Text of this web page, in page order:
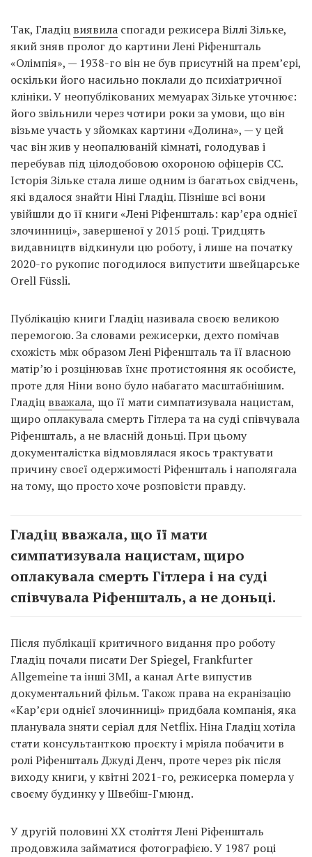
Так, Гладіц виявила спогади режисера Віллі Зільке,
який зняв пролог до картини Лені Ріфеншталь
«Олімпія», — 1938-го він не був присутній на прем’єрі,
оскільки його насильно поклали до психіатричної
клініки. У неопублікованих мемуарах Зільке уточнює:
його звільнили через чотири роки за умови, що він
візьме участь у зйомках картини «Долина», — у цей
час він жив у неопалюваній кімнаті, голодував і
перебував під цілодобовою охороною офіцерів СС.
Історія Зільке стала лише одним із багатьох свідчень,
які вдалося знайти Ніні Гладіц. Пізніше всі вони
увійшли до її книги «Лені Ріфеншталь: кар’єра однієї
злочинниці», завершеної у 2015 році. Тридцять
видавництв відкинули цю роботу, і лише на початку
2020-го рукопис погодилося випустити швейцарське
Orell Füssli.
Публікацію книги Гладіц називала своєю великою
перемогою. За словами режисерки, дехто помічав
схожість між образом Лені Ріфеншталь та її власною
матір’ю і розцінював їхнє протистояння як особисте,
проте для Ніни воно було набагато масштабнішим.
Гладіц вважала, що її мати симпатизувала нацистам,
щиро оплакувала смерть Гітлера та на суді співчувала
Ріфеншталь, а не власній доньці. При цьому
документалістка відмовлялася якось трактувати
причину своєї одержимості Ріфеншталь і наполягала
на тому, що просто хоче розповісти правду.
Гладіц вважала, що її мати
симпатизувала нацистам, щиро
оплакувала смерть Гітлера і на суді
співчувала Ріфеншталь, а не доньці.
Після публікації критичного видання про роботу
Гладіц почали писати Der Spiegel, Frankfurter
Allgemeine та інші ЗМІ, а канал Arte випустив
документальний фільм. Також права на екранізацію
«Кар’єри однієї злочинниці» придбала компанія, яка
планувала зняти серіал для Netflix. Ніна Гладіц хотіла
стати консультанткою проєкту і мріяла побачити в
ролі Ріфеншталь Джуді Денч, проте через рік після
виходу книги, у квітні 2021-го, режисерка померла у
своєму будинку у Швебіш-Гмюнд.
У другій половині ХХ століття Лені Ріфеншталь
продовжила займатися фотографією. У 1987 році